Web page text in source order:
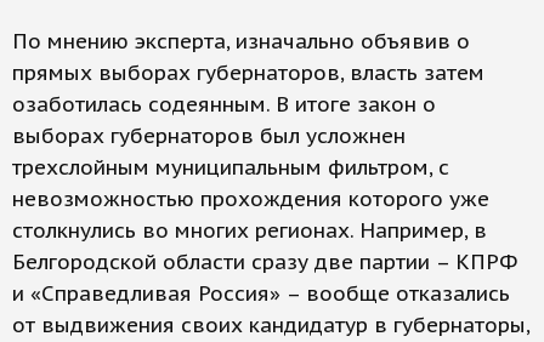
По мнению эксперта, изначально объявив о
прямых выборах губернаторов, власть затем
озаботилась содеянным. В итоге закон о
выборах губернаторов был усложнен
трехслойным муниципальным фильтром, с
невозможностью прохождения которого уже
столкнулись во многих регионах. Например, в
Белгородской области сразу две партии – КПРФ
и «Справедливая Россия» – вообще отказались
от выдвижения своих кандидатур в губернаторы,